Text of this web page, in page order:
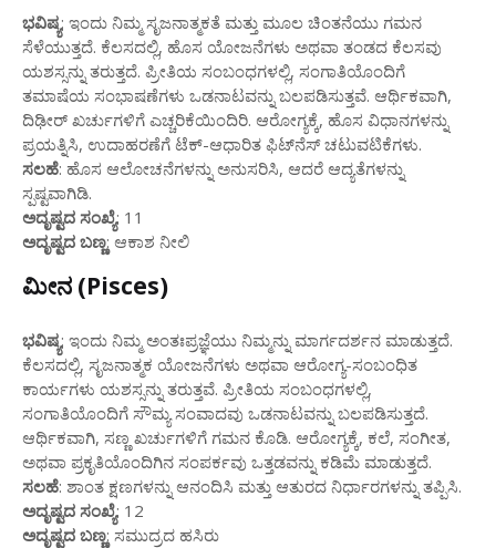
ಭವಿಷ್ಯ: ಇಂದು ನಿಮ್ಮ ಸೃಜನಾತ್ಮಕತೆ ಮತ್ತು ಮೂಲ ಚಿಂತನೆಯು ಗಮನ
ಸೆಳೆಯುತ್ತದೆ. ಕೆಲಸದಲ್ಲಿ, ಹೊಸ ಯೋಜನೆಗಳು ಅಥವಾ ತಂಡದ ಕೆಲಸವು
ಯಶಸ್ಸನ್ನು ತರುತ್ತದೆ. ಪ್ರೀತಿಯ ಸಂಬಂಧಗಳಲ್ಲಿ, ಸಂಗಾತಿಯೊಂದಿಗೆ
ತಮಾಷೆಯ ಸಂಭಾಷಣೆಗಳು ಒಡನಾಟವನ್ನು ಬಲಪಡಿಸುತ್ತವೆ. ಆರ್ಥಿಕವಾಗಿ,
ದಿಢೀರ್ ಖರ್ಚುಗಳಿಗೆ ಎಚ್ಚರಿಕೆಯಿಂದಿರಿ. ಆರೋಗ್ಯಕ್ಕೆ, ಹೊಸ ವಿಧಾನಗಳನ್ನು
ಪ್ರಯತ್ನಿಸಿ, ಉದಾಹರಣೆಗೆ ಟೆಕ್-ಆಧಾರಿತ ಫಿಟ್‌ನೆಸ್ ಚಟುವಟಿಕೆಗಳು.
ಸಲಹೆ: ಹೊಸ ಆಲೋಚನೆಗಳನ್ನು ಅನುಸರಿಸಿ, ಆದರೆ ಆದ್ಯತೆಗಳನ್ನು
ಸ್ಪಷ್ಟವಾಗಿಡಿ.
ಅದೃಷ್ಟದ ಸಂಖ್ಯೆ: 11
ಅದೃಷ್ಟದ ಬಣ್ಣ: ಆಕಾಶ ನೀಲಿ
ಮೀನ (Pisces)
ಭವಿಷ್ಯ: ಇಂದು ನಿಮ್ಮ ಅಂತಃಪ್ರಜ್ಞೆಯು ನಿಮ್ಮನ್ನು ಮಾರ್ಗದರ್ಶನ ಮಾಡುತ್ತದೆ.
ಕೆಲಸದಲ್ಲಿ, ಸೃಜನಾತ್ಮಕ ಯೋಜನೆಗಳು ಅಥವಾ ಆರೋಗ್ಯ-ಸಂಬಂಧಿತ
ಕಾರ್ಯಗಳು ಯಶಸ್ಸನ್ನು ತರುತ್ತವೆ. ಪ್ರೀತಿಯ ಸಂಬಂಧಗಳಲ್ಲಿ,
ಸಂಗಾತಿಯೊಂದಿಗೆ ಸೌಮ್ಯ ಸಂವಾದವು ಒಡನಾಟವನ್ನು ಬಲಪಡಿಸುತ್ತದೆ.
ಆರ್ಥಿಕವಾಗಿ, ಸಣ್ಣ ಖರ್ಚುಗಳಿಗೆ ಗಮನ ಕೊಡಿ. ಆರೋಗ್ಯಕ್ಕೆ, ಕಲೆ, ಸಂಗೀತ,
ಅಥವಾ ಪ್ರಕೃತಿಯೊಂದಿಗಿನ ಸಂಪರ್ಕವು ಒತ್ತಡವನ್ನು ಕಡಿಮೆ ಮಾಡುತ್ತದೆ.
ಸಲಹೆ: ಶಾಂತ ಕ್ಷಣಗಳನ್ನು ಆನಂದಿಸಿ ಮತ್ತು ಆತುರದ ನಿರ್ಧಾರಗಳನ್ನು ತಪ್ಪಿಸಿ.
ಅದೃಷ್ಟದ ಸಂಖ್ಯೆ: 12
ಅದೃಷ್ಟದ ಬಣ್ಣ: ಸಮುದ್ರದ ಹಸಿರು